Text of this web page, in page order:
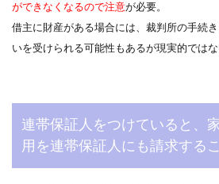
ができなくなるので注意が必要。
借主に財産がある場合には、裁判所の手続
いを受けられる可能性もあるが現実的ではな
連帯保証人をつけていると、
用を連帯保証人にも請求する